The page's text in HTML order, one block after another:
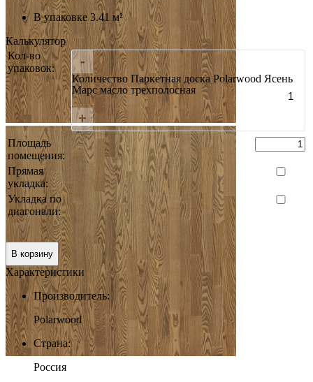
В упаковке 3.41 м²
Калькулятор
Кол-во
упаковок:
-
Количество Паркетная доска Polarwood Ясень
Марс масло трехполосная
+
Площадь
помещения:
Прямая
укладка:
Укладка по
диагонали:
Итого:
0 руб.
В корзину
Характеристики
Производитель:
Polarwood
Страна:
Россия